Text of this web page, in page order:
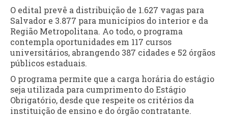
O edital prevê a distribuição de 1.627 vagas para
Salvador e 3.877 para municípios do interior e da
Região Metropolitana. Ao todo, o programa
contempla oportunidades em 117 cursos
universitários, abrangendo 387 cidades e 52 órgãos
públicos estaduais.
O programa permite que a carga horária do estágio
seja utilizada para cumprimento do Estágio
Obrigatório, desde que respeite os critérios da
instituição de ensino e do órgão contratante.